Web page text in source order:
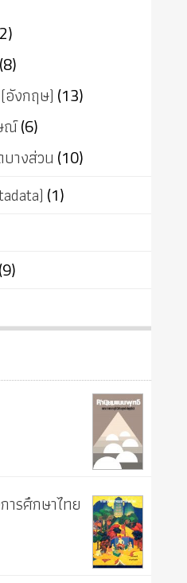
(8)
อังกฤษ) (13)
ณ์(6)
างส่วน (10)
(1)
(9)
ารศึกษาไทย